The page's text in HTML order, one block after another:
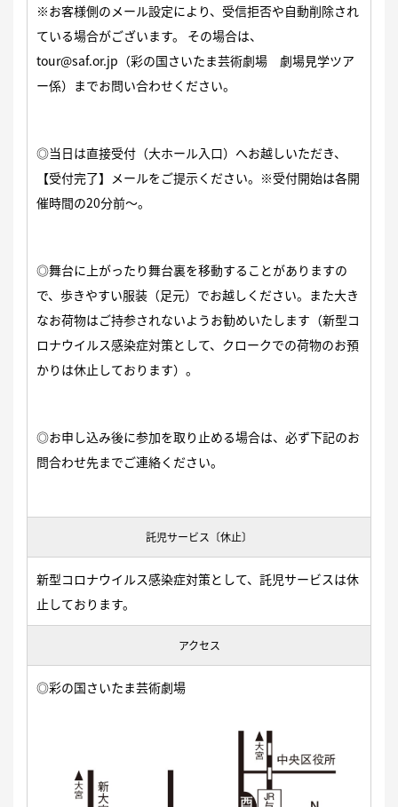
※お客様側のメール設定により、受信拒否や自動削除され
ている場合がございます。 その場合は、
tour@saf.or.jp（彩の国さいたま芸術劇場 劇場見学ツア
ー係）までお問い合わせください。
◎当日は直接受付（大ホール入口）へお越しいただき、
【受付完了】メールをご提示ください。※受付開始は各開
催時間の20分前〜。
◎舞台に上がったり舞台裏を移動することがありますの
で、歩きやすい服装（足元）でお越しください。また大き
なお荷物はご持参されないようお勧めいたします（新型コ
ロナウイルス感染症対策として、クロークでの荷物のお預
かりは休止しております）。
◎お申し込み後に参加を取り止める場合は、必ず下記のお
問合わせ先までご連絡ください。
託児サービス〔休止〕
新型コロナウイルス感染症対策として、託児サービスは休
止しております。
アクセス
◎彩の国さいたま芸術劇場